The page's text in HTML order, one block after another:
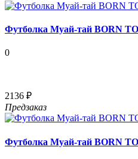
Футболка Муай-тай BORN
0
2136 ₽
Предзаказ
Футболка Муай-тай BORN